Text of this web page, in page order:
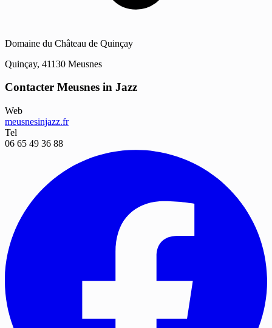
Domaine du Château de Quinçay
Quinçay, 41130 Meusnes
Contacter Meusnes in Jazz
Web
meusnesinjazz.fr
Tel
06 65 49 36 88